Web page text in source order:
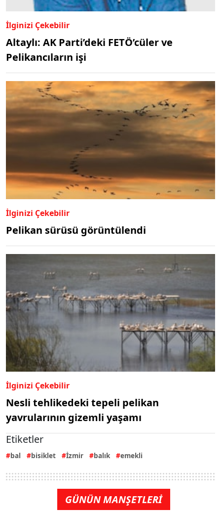
İlginizi Çekebilir
Altaylı: AK Parti’deki FETÖ’cüler ve
Pelikancıların işi
İlginizi Çekebilir
Pelikan sürüsü görüntülendi
İlginizi Çekebilir
Nesli tehlikedeki tepeli pelikan
yavrularının gizemli yaşamı
Etiketler
bal bisiklet İzmir balık emekli
GÜNÜN MANŞETLERİ